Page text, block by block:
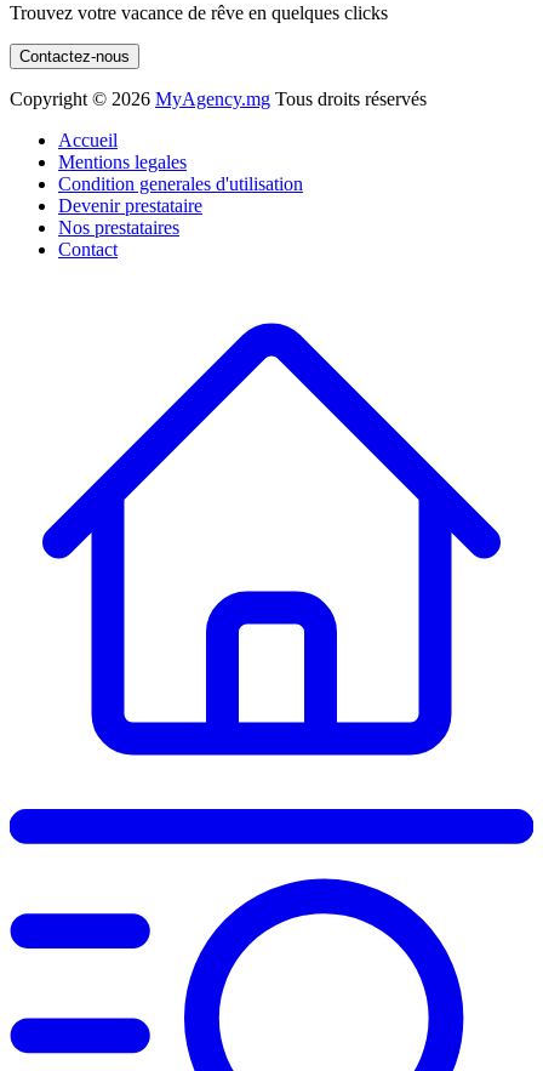
Trouvez votre vacance de rêve en quelques clicks
Contactez-nous
Copyright © 2026 MyAgency.mg Tous droits réservés
Accueil
Mentions legales
Condition generales d'utilisation
Devenir prestataire
Nos prestataires
Contact